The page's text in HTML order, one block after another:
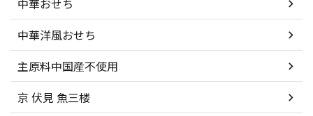
中華おせち
中華洋風おせち
主原料中国産不使用
京 伏見 魚三楼